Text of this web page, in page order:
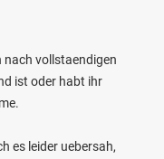
nach vollstaendigen
ist oder habt ihr
es leider uebersah,